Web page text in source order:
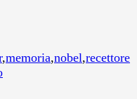
,memoria,nobel,recettore